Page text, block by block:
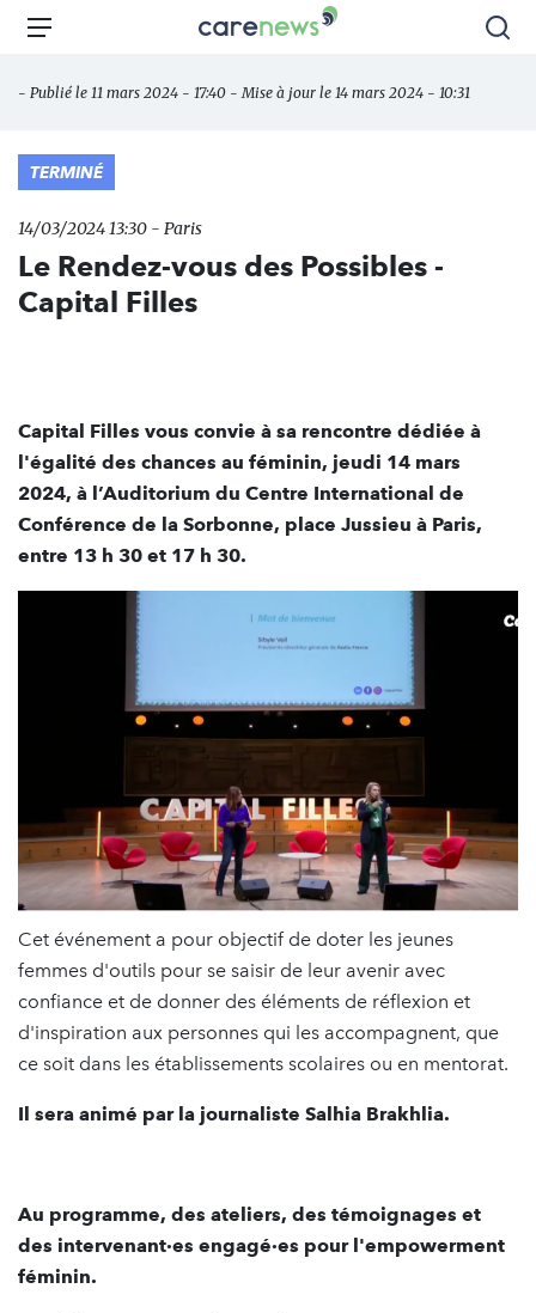
Aller
principal
Carenews,
des
Menu
- Publié le 11 mars 2024 - 17:40 - Mise à jour le 14 mars 2024 - 10:31
TERMINÉ
14/03/2024 13:30 - Paris
Le Rendez-vous des Possibles -
Capital Filles
Capital Filles vous convie à sa rencontre dédiée à
l'égalité des chances au féminin, jeudi 14 mars
2024, à l’Auditorium du Centre International de
Conférence de la Sorbonne, place Jussieu à Paris,
entre 13 h 30 et 17 h 30.
Cet événement a pour objectif de doter les jeunes
femmes d'outils pour se saisir de leur avenir avec
confiance et de donner des éléments de réflexion et
d'inspiration aux personnes qui les accompagnent, que
ce soit dans les établissements scolaires ou en mentorat.
Il sera animé par la journaliste Salhia Brakhlia.
Au programme, des ateliers, des témoignages et
des intervenant·es engagé·es pour l'empowerment
féminin.